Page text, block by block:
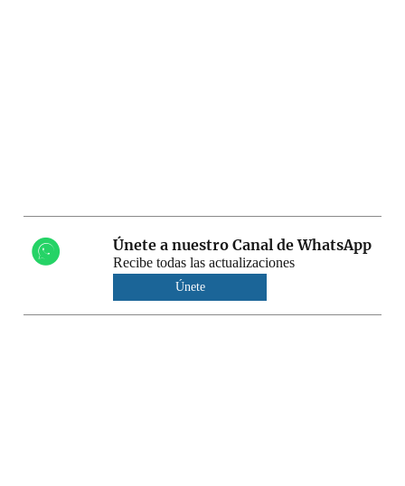
Únete a nuestro Canal de WhatsApp
Recibe todas las actualizaciones
Únete